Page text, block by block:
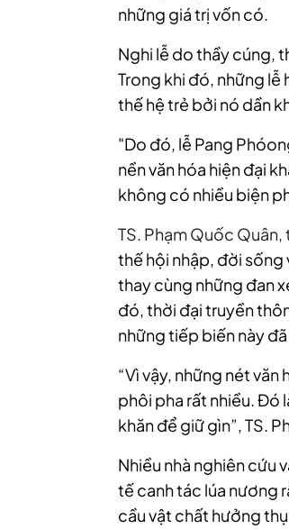
những giá trị vốn có.
Nghi lễ do thầy cúng,
Trong khi đó, những
thế hệ trẻ bởi nó dần
"Do đó, lễ Pang
nền văn hóa hiện đại
không có nhiều biện
TS. Phạm Quốc Quân,
thế hội nhập, đời sống
thay cùng những đan
đó, thời đại truyền
những tiếp biến này
“Vì vậy, những nét
phôi pha rất nhiều. Đó
khăn để giữ gìn”, TS.
Nhiều nhà nghiên cứu
tế canh tác lúa nương
cầu vật chất hưởng